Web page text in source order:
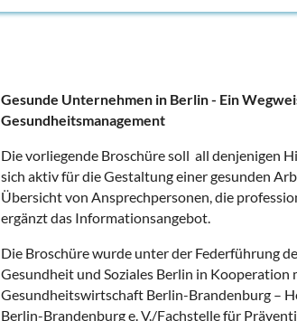
Gesunde Unternehmen in Berlin - Ein
Gesundheitsmanagement
Die vorliegende Broschüre soll all denjenigen
sich aktiv für die Gestaltung einer gesunden
Übersicht von Ansprechpersonen, die
ergänzt das Informationsangebot.
Die Broschüre wurde unter der Federführung
Gesundheit und Soziales Berlin in Kooperation
Gesundheitswirtschaft Berlin-Brandenburg –
Berlin-Brandenburg e. V./Fachstelle für